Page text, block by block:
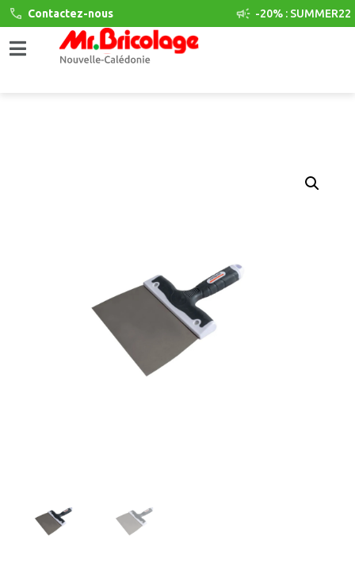
Contactez-nous -20% : SUMMER22